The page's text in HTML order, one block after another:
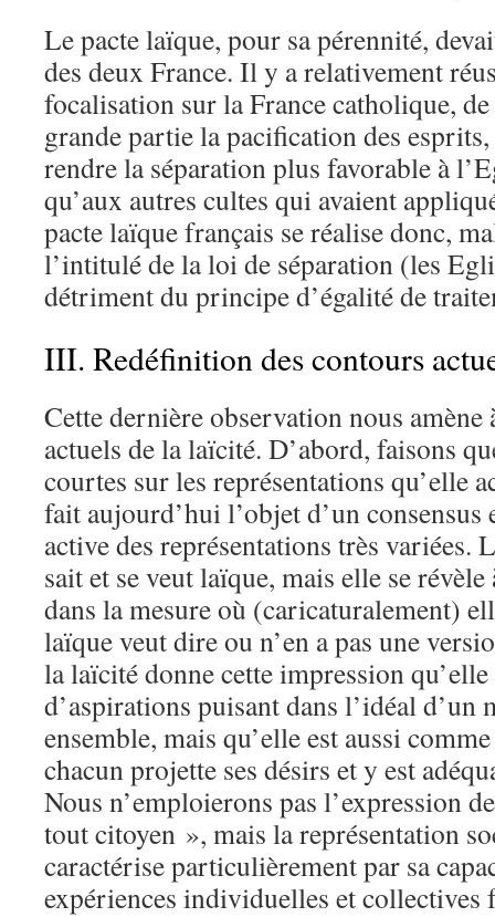
Le pacte laïque, pour sa pérennité,
des deux France. Il y a relativement
focalisation sur la France catholique,
grande partie la pacification des
rendre la séparation plus favorable à
qu’aux autres cultes qui avaient
pacte laïque français se réalise donc,
l’intitulé de la loi de séparation (les
détriment du principe d’égalité de
III. Redéfinition des contours
Cette dernière observation nous
actuels de la laïcité. D’abord, faisons
courtes sur les représentations qu’elle
fait aujourd’hui l’objet d’un consensus
active des représentations très variées.
sait et se veut laïque, mais elle se
dans la mesure où (caricaturalement)
laïque veut dire ou n’en a pas une
la laïcité donne cette impression
d’aspirations puisant dans l’idéal d’un
ensemble, mais qu’elle est aussi
chacun projette ses désirs et y est
Nous n’emploierons pas l’expression
tout citoyen », mais la représentation
caractérise particulièrement par sa
expériences individuelles et